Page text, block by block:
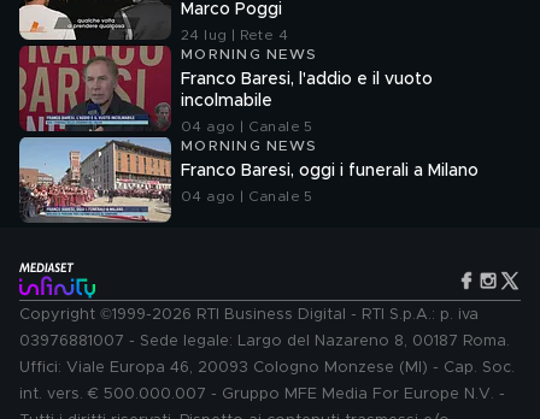
Marco Poggi
24 lug | Rete 4
MORNING NEWS
Franco Baresi, l'addio e il vuoto
incolmabile
04 ago | Canale 5
MORNING NEWS
Franco Baresi, oggi i funerali a Milano
04 ago | Canale 5
Copyright ©1999-2026 RTI Business Digital - RTI S.p.A.: p. iva
03976881007 - Sede legale: Largo del Nazareno 8, 00187 Roma.
Uffici: Viale Europa 46, 20093 Cologno Monzese (MI) - Cap. Soc.
int. vers. € 500.000.007 - Gruppo MFE Media For Europe N.V. -